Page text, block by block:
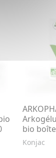
bio
Konjac